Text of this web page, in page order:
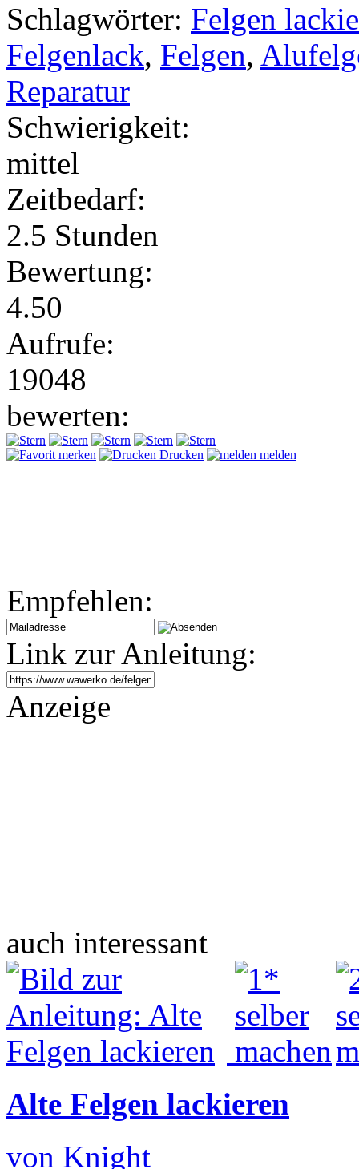
Schlagwörter: Felgen
Felgenlack, Felgen,
Reparatur
Schwierigkeit:
mittel
Zeitbedarf:
2.5 Stunden
Bewertung:
4.50
Aufrufe:
19048
bewerten:
merken Drucken melden
Empfehlen:
Link zur Anleitung:
Anzeige
auch interessant
Alte Felgen lackieren
von Knight